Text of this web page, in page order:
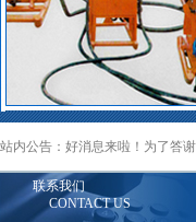
站内公告：好消息来啦！为了答
联系我们
CONTACT US